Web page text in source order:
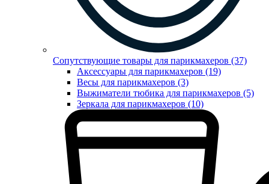
Сопутствующие товары для парикмахеров (37)
Аксессуары для парикмахеров (19)
Весы для парикмахеров (3)
Выжиматели тюбика для парикмахеров (5)
Зеркала для парикмахеров (10)